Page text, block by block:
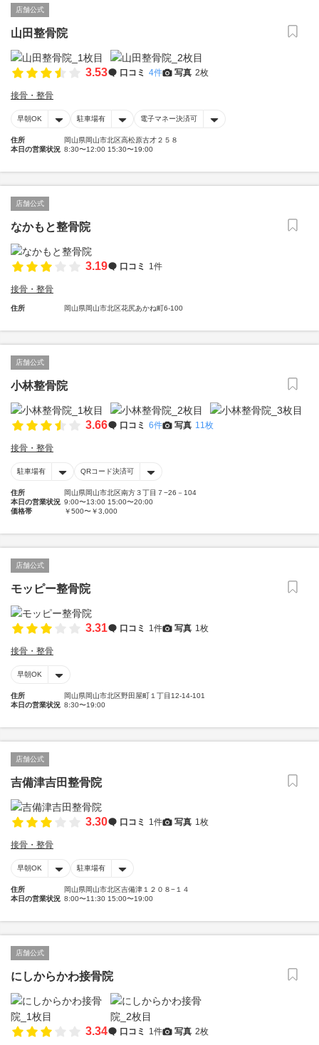
店舗公式
山田整骨院
3.53 口コミ 4件 写真 2枚
接骨・整骨
早朝OK 駐車場有 電子マネー決済可
住所
岡山県岡山市北区高松原古才２５８
本日の営業状況 8:30〜12:00 15:30〜19:00
店舗公式
なかもと整骨院
3.19 口コミ 1件
接骨・整骨
住所 岡山県岡山市北区花尻あかね町6-100
店舗公式
小林整骨院
3.66 口コミ 6件 写真 11枚
接骨・整骨
駐車場有 QRコード決済可
住所
岡山県岡山市北区南方３丁目７−26－104
本日の営業状況 9:00〜13:00 15:00〜20:00
価格帯
￥500〜￥3,000
店舗公式
モッピー整骨院
3.31 口コミ 1件 写真 1枚
接骨・整骨
早朝OK
住所
岡山県岡山市北区野田屋町１丁目12-14-101
本日の営業状況 8:30〜19:00
店舗公式
吉備津吉田整骨院
3.30 口コミ 1件 写真 1枚
接骨・整骨
早朝OK 駐車場有
住所
岡山県岡山市北区吉備津１２０８−１４
本日の営業状況 8:00〜11:30 15:00〜19:00
店舗公式
にしからかわ接骨院
3.34 口コミ 1件 写真 2枚